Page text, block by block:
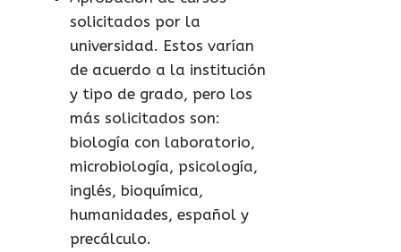
solicitados por la
universidad. Estos varían
de acuerdo a la institución
y tipo de grado, pero los
más solicitados son:
biología con laboratorio,
microbiología, psicología,
inglés, bioquímica,
humanidades, español y
precálculo.